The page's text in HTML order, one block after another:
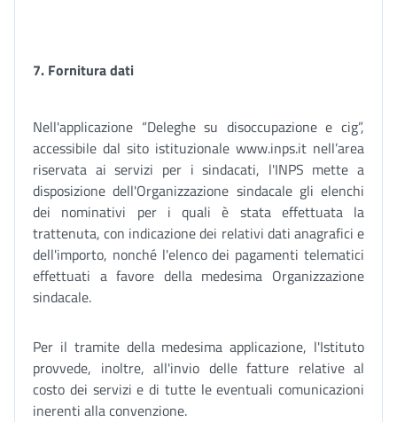
7. Fornitura dati
Nell'applicazione “Deleghe su disoccupazione e cig”,
accessibile dal sito istituzionale www.inps.it nell’area
riservata ai servizi per i sindacati, l'INPS mette a
disposizione dell'Organizzazione sindacale gli elenchi
dei nominativi per i quali è stata effettuata la
trattenuta, con indicazione dei relativi dati anagrafici e
dell'importo, nonché l'elenco dei pagamenti telematici
effettuati a favore della medesima Organizzazione
sindacale.
Per il tramite della medesima applicazione, l'Istituto
provvede, inoltre, all'invio delle fatture relative al
costo dei servizi e di tutte le eventuali comunicazioni
inerenti alla convenzione.